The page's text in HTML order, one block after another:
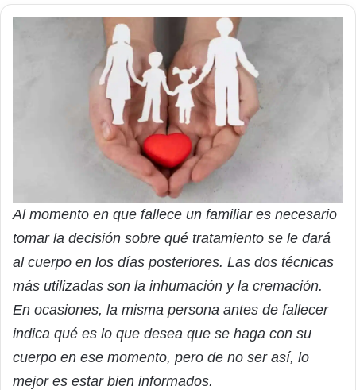
Al momento en que fallece un familiar es necesario
tomar la decisión sobre qué tratamiento se le dará
al cuerpo en los días posteriores. Las dos técnicas
más utilizadas son la inhumación y la cremación.
En ocasiones, la misma persona antes de fallecer
indica qué es lo que desea que se haga con su
cuerpo en ese momento, pero de no ser así, lo
mejor es estar bien informados.